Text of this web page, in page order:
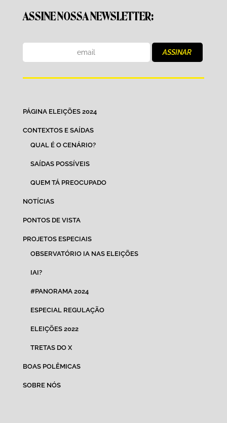
ASSINE NOSSA NEWSLETTER:
PÁGINA ELEIÇÕES 2024
CONTEXTOS E SAÍDAS
QUAL É O CENÁRIO?
SAÍDAS POSSÍVEIS
QUEM TÁ PREOCUPADO
NOTÍCIAS
PONTOS DE VISTA
PROJETOS ESPECIAIS
OBSERVATÓRIO IA NAS ELEIÇÕES
IAI?
#PANORAMA 2024
ESPECIAL REGULAÇÃO
ELEIÇÕES 2022
TRETAS DO X
BOAS POLÊMICAS
SOBRE NÓS